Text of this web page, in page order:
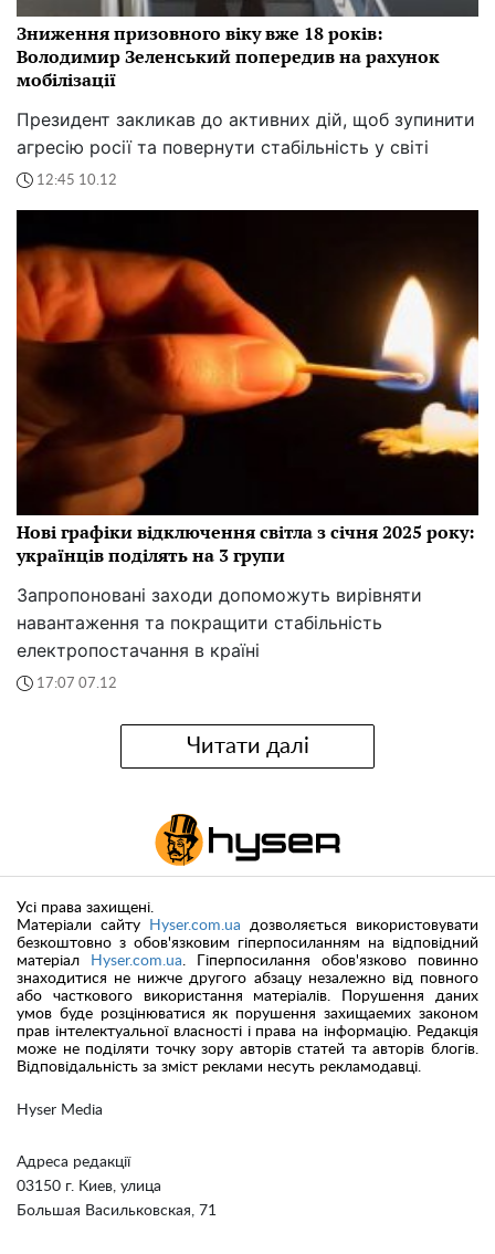
Зниження призовного віку вже 18 років:
Володимир Зеленський попередив на рахунок
мобілізації
Президент закликав до активних дій, щоб зупинити
агресію росії та повернути стабільність у світі
12:45 10.12
Нові графіки відключення світла з січня 2025 року:
українців поділять на 3 групи
Запропоновані заходи допоможуть вирівняти
навантаження та покращити стабільність
електропостачання в країні
17:07 07.12
Читати далі
Hyser Media
Адреса редакції
03150 г. Киев, улица
Большая Васильковская, 71
Усі права захищені.
Матеріали сайту
Hyser.com.ua дозволяється використовувати
безкоштовно з обов'язковим гіперпосиланням на відповідний
матеріал
Hyser.com.ua. Гіперпосилання обов'язково повинно
знаходитися не нижче другого абзацу незалежно від повного
або часткового використання матеріалів. Порушення даних
умов буде розцінюватися як порушення захищаемих законом
прав інтелектуальної власності і права на інформацію. Редакція
може не поділяти точку зору авторів статей та авторів блогів.
Відповідальність за зміст реклами несуть рекламодавці.